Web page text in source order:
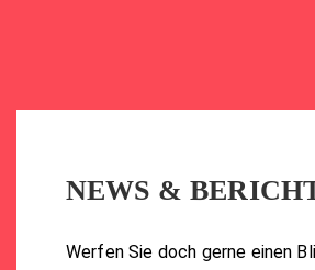
NEWS &
Werfen Sie doch gerne einen